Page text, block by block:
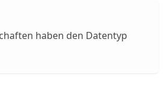
haben den Datentyp